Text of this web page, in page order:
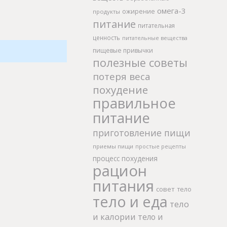
продукты ожирение омега-3
питание питательная
ценность питательные вещества
пищевые привычки
полезные советы
потеря веса
похудение
правильное
питание
приготовление пищи
приемы пищи простые рецепты
процесс похудения
рацион
питания совет тело
тело и еда тело
и калории тело и